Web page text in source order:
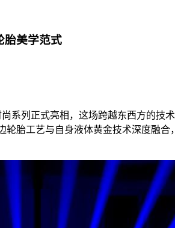
胎美学范式
列正式亮相，这场跨越东西方的技
胎工艺与自身液体黄金技术深度融